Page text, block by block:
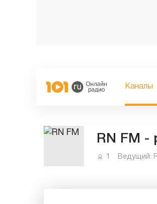
Каналы
RN FM -
Ведущий: